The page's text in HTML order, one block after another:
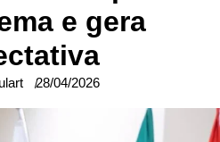
e gera
28/04/2026